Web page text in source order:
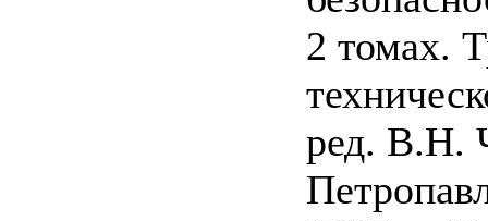
2 томах.
ред. В.Н.